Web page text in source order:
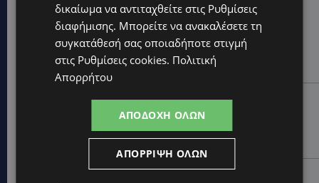
UPDATES
ΜΑΡΙΑ ΜΑΡΚΟΥ «ΠΙΚΚΟΥΑ: Τον κατέγραψε η κάμερα να
μπαίνει στο σπίτι της –Έλειπε στο εξωτερικό
εκπροσωπώντας την Κύπρο: «Αύριο μπορεί να είναι
κάποιος που...
ΑΠΟ ΤΗΝ ΚΥΠΡΟ ΣΤΟ ΛΟΝΔΙΝΟ ΚΑΙ ΤΟ ΕΔΙΜΒΟΥΡΓΟ: Η
Στέλλα Παπά γράφει τη δική της σελίδα στη διεθνή
εικαστική σκηνή
δικαίωμα να αντιταχθείτε στις Ρυθμίσεις
διαφήμισης. Μπορείτε να ανακαλέσετε τη
συγκατάθεσή σας οποιαδήποτε στιγμή
στις Ρυθμίσεις cookies. Πολιτική
Απορρήτου
ΑΠΟΔΟΧΉ ΌΛΩΝ
ΑΠΌΡΡΙΨΗ ΌΛΩΝ